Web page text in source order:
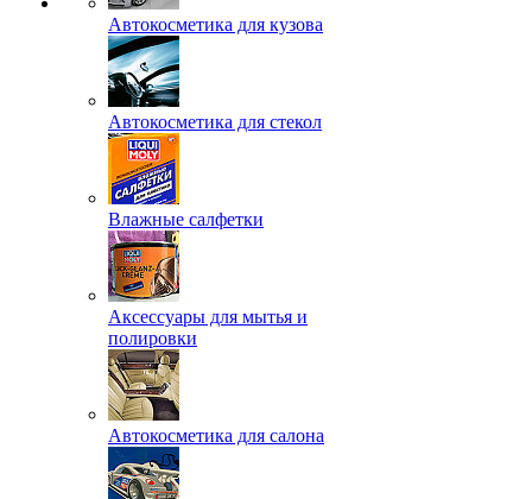
Автокосметика для кузова
Автокосметика для стекол
Влажные салфетки
Аксессуары для мытья и
полировки
Автокосметика для салона